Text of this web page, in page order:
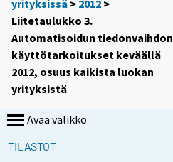
yrityksissä > 2012 >
Liitetaulukko 3.
Automatisoidun tiedonvaihdon
käyttötarkoitukset keväällä
2012, osuus kaikista luokan
yrityksistä
Avaa valikko
TILASTOT